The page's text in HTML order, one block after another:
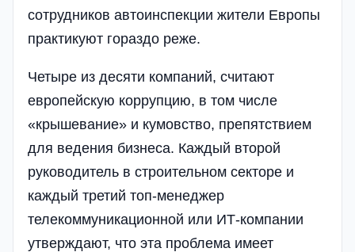
сотрудников автоинспекции жители Европы
практикуют гораздо реже.
Четыре из десяти компаний, считают
европейскую коррупцию, в том числе
«крышевание» и кумовство, препятствием
для ведения бизнеса. Каждый второй
руководитель в строительном секторе и
каждый третий топ-менеджер
телекоммуникационной или ИТ-компании
утверждают, что эта проблема имеет